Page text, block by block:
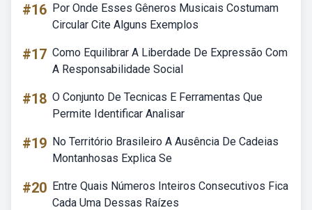
#16 Por Onde Esses Gêneros Musicais Costumam
Circular Cite Alguns Exemplos
#17 Como Equilibrar A Liberdade De Expressão Com
A Responsabilidade Social
#18 O Conjunto De Tecnicas E Ferramentas Que
Permite Identificar Analisar
#19 No Território Brasileiro A Ausência De Cadeias
Montanhosas Explica Se
#20 Entre Quais Números Inteiros Consecutivos Fica
Cada Uma Dessas Raízes